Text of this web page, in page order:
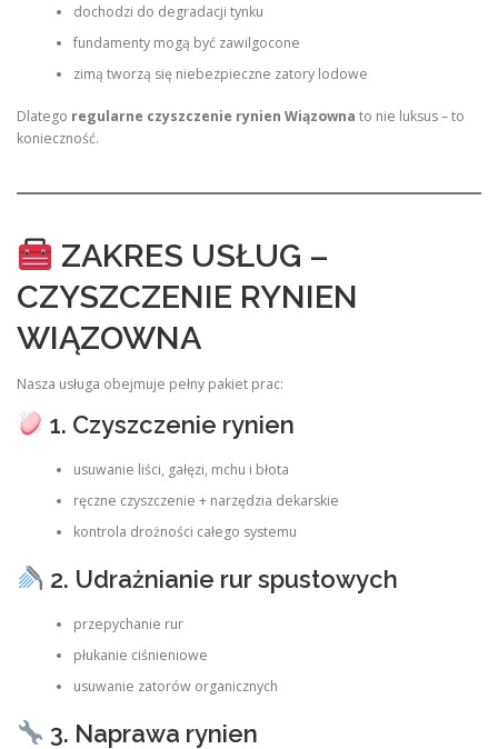
dochodzi do degradacji tynku
fundamenty mogą być zawilgocone
zimą tworzą się niebezpieczne zatory lodowe
Dlatego regularne czyszczenie rynien Wiązowna to nie luksus – to
konieczność.
ZAKRES USŁUG –
CZYSZCZENIE RYNIEN
WIĄZOWNA
Nasza usługa obejmuje pełny pakiet prac:
1. Czyszczenie rynien
usuwanie liści, gałęzi, mchu i błota
ręczne czyszczenie + narzędzia dekarskie
kontrola drożności całego systemu
2. Udrażnianie rur spustowych
przepychanie rur
płukanie ciśnieniowe
usuwanie zatorów organicznych
3. Naprawa rynien